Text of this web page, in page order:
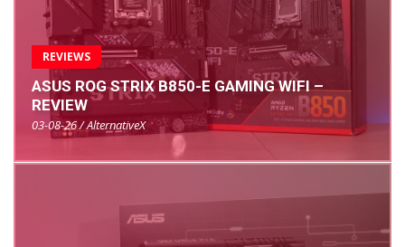
REVIEWS
ASUS ROG STRIX B850-E GAMING WIFI –
REVIEW
03-08-26 / AlternativeX